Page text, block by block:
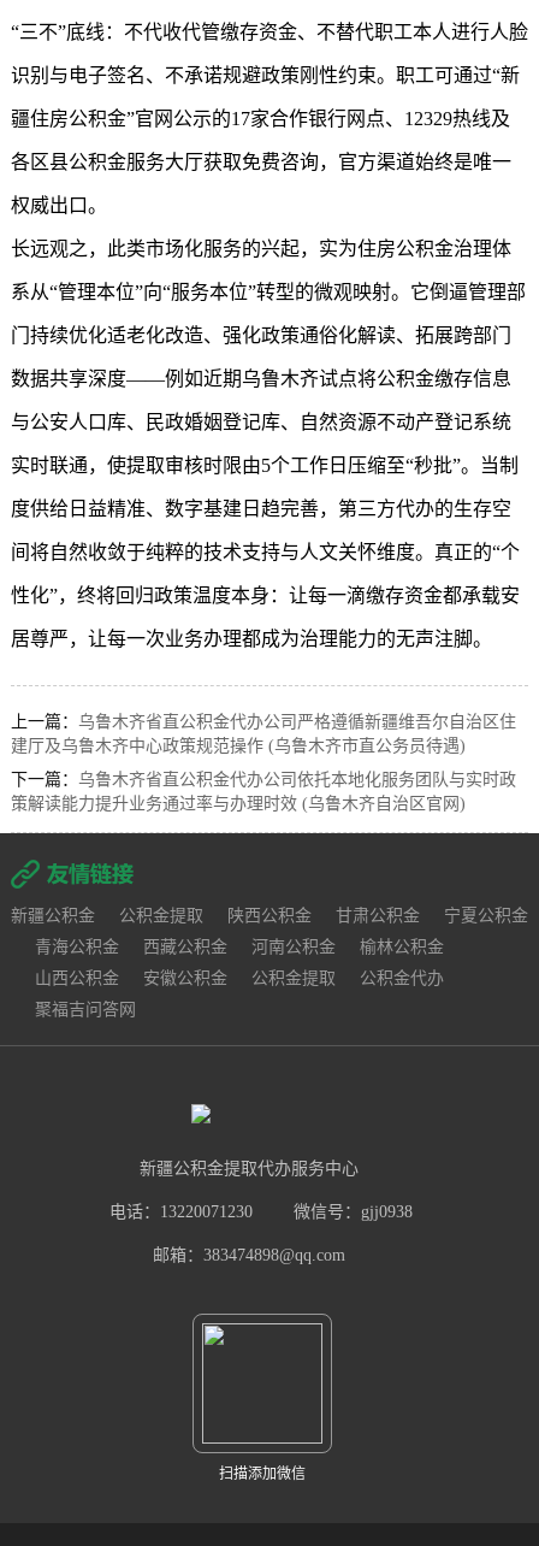
“三不”底线：不代收代管缴存资金、不替代职工本人进行人脸
识别与电子签名、不承诺规避政策刚性约束。职工可通过“新
疆住房公积金”官网公示的17家合作银行网点、12329热线及
各区县公积金服务大厅获取免费咨询，官方渠道始终是唯一
权威出口。
长远观之，此类市场化服务的兴起，实为住房公积金治理体
系从“管理本位”向“服务本位”转型的微观映射。它倒逼管理部
门持续优化适老化改造、强化政策通俗化解读、拓展跨部门
数据共享深度——例如近期乌鲁木齐试点将公积金缴存信息
与公安人口库、民政婚姻登记库、自然资源不动产登记系统
实时联通，使提取审核时限由5个工作日压缩至“秒批”。当制
度供给日益精准、数字基建日趋完善，第三方代办的生存空
间将自然收敛于纯粹的技术支持与人文关怀维度。真正的“个
性化”，终将回归政策温度本身：让每一滴缴存资金都承载安
居尊严，让每一次业务办理都成为治理能力的无声注脚。
上一篇： 乌鲁木齐省直公积金代办公司严格遵循新疆维吾尔自治区住
建厅及乌鲁木齐中心政策规范操作 (乌鲁木齐市直公务员待遇)
下一篇： 乌鲁木齐省直公积金代办公司依托本地化服务团队与实时政
策解读能力提升业务通过率与办理时效 (乌鲁木齐自治区官网)
新疆公积金 公积金提取 陕西公积金 甘肃公积金
宁夏公积金
青海公积金
西藏公积金 河南公积金
榆林公积金
山西公积金
安徽公积金 公积金提取
公积金代办
聚福吉问答网
新疆公积金提取代办服务中心
电话：13220071230 微信号：gjj0938
邮箱：383474898@qq.com
扫描添加微信